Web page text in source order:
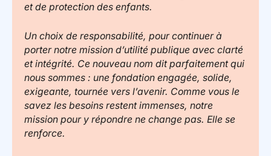
et de protection des enfants.
Un choix de responsabilité, pour continuer à
porter notre mission d’utilité publique avec clarté
et intégrité. Ce nouveau nom dit parfaitement qui
nous sommes : une fondation engagée, solide,
exigeante, tournée vers l’avenir. Comme vous le
savez les besoins restent immenses, notre
mission pour y répondre ne change pas. Elle se
renforce.